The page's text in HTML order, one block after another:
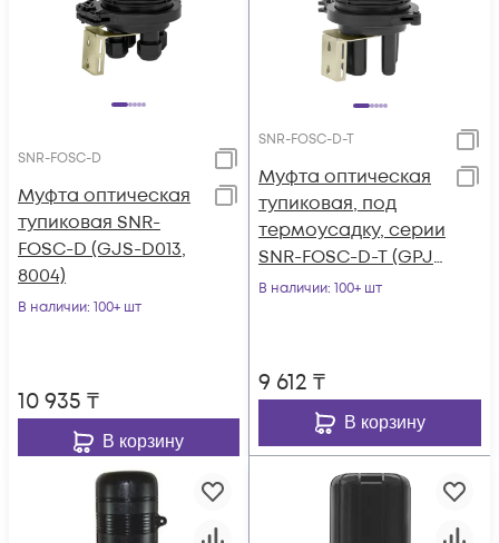
SNR-FOSC-D
Муфта оптическая
тупиковая SNR-
FOSC-D (GJS-D013,
8004)
В наличии: 100+ шт
10 935 ₸
В корзину
SNR-FOSC-D-T
Муфта оптическая
тупиковая, под
термоусадку, серии
SNR-FOSC-D-T (GPJ-
D-T)
В наличии: 100+ шт
9 612 ₸
В корзину